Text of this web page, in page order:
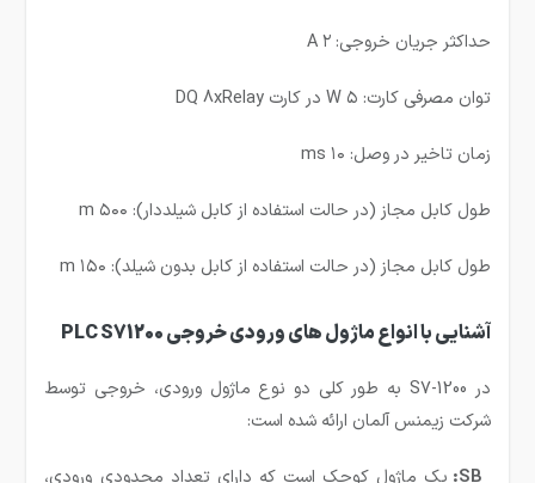
حداکثر جریان خروجی: ۲ A
توان مصرفی کارت: ۵ W در کارت DQ 8xRelay
زمان تاخیر در وصل: ۱۰ ms
طول کابل مجاز (در حالت استفاده از کابل شیلددار): ۵۰۰ m
طول کابل مجاز (در حالت استفاده از کابل بدون شیلد): ۱۵۰ m
آشنایی با انواع ماژول های ورودی خروجی PLC S71200
در S7-1200 به طور کلی دو نوع ماژول ورودی، خروجی توسط
شرکت زیمنس آلمان ارائه شده است:
SB: یک ماژول کوچک است که دارای تعداد محدودی ورودی،